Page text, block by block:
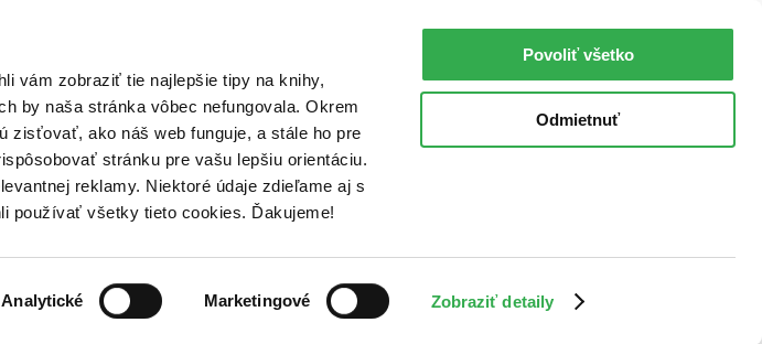
vám zobraziť tie najlepšie tipy na knihy,
by naša stránka vôbec nefungovala. Okrem
zisťovať, ako náš web funguje, a stále ho pre
stránku pre vašu lepšiu orientáciu.
reklamy. Niektoré údaje zdieľame aj s
používať všetky tieto cookies. Ďakujeme!
Analytické Marketingové Zobraziť detaily
Povoliť všetko
Odmietnuť